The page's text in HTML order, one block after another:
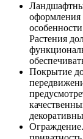
оформления
Растения
Покрытие